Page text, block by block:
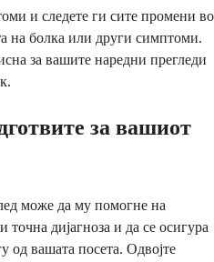
и следете ги сите промени во
на болка или други симптоми.
за вашите наредни прегледи
за вашиот
може да му помогне на
дијагноза и да се осигура
од вашата посета. Одвојте